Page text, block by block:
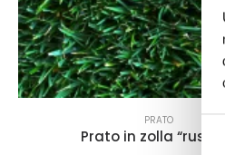
del
PRATO
Prato in zolla